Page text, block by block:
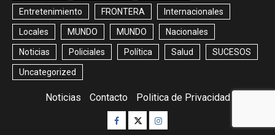
Entretenimiento FRONTERA Internacionales
Locales MUNDO MUNDO Nacionales
Noticias Policiales Política Salud SUCESOS
Uncategorized
Noticias Contacto Politica de Privacidad
Facebook
TwitterInstagram